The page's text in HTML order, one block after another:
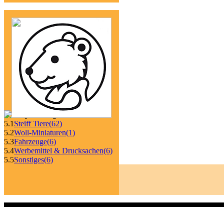
5.1 Steiff Tiere(62)
5.2Woll-Miniaturen(1)
5.3Fahrzeuge(6)
5.4Werbemittel & Drucksachen(6)
5.5Sonstiges(6)